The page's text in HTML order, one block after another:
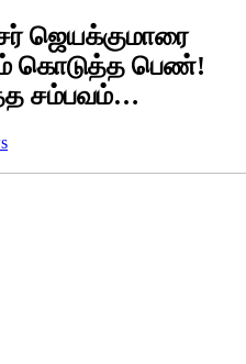
ஜெயக்குமாரை
கொடுத்த பெண்!
சம்பவம்…